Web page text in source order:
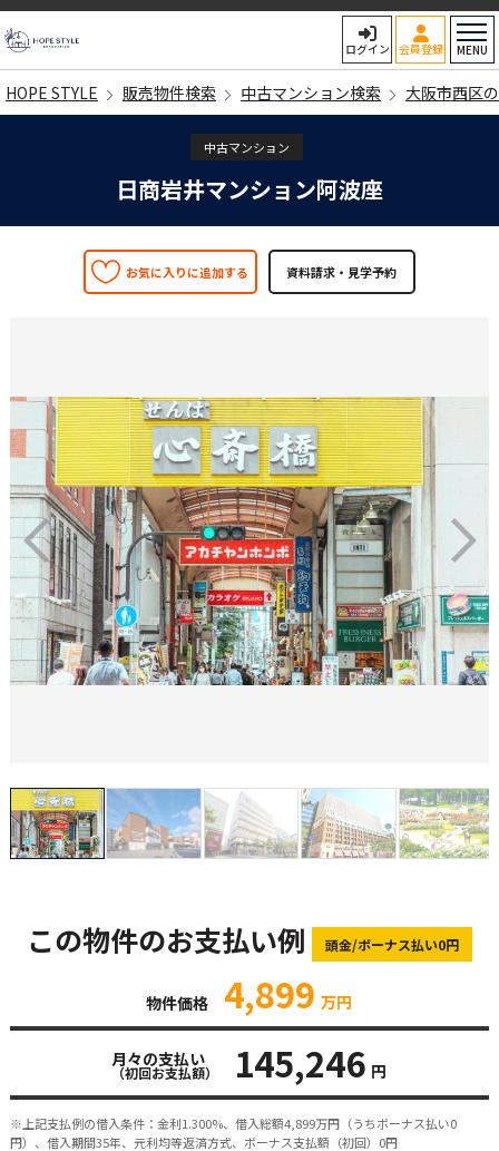
ログイン 会員登録 MENU
HOPE STYLE 販売物件検索 中古マンション検索 大阪市西区
中古マンション
日商岩井マンション阿波座
お気に入りに追加する
この物件のお支払い例 頭金/ボーナス払い0円
物件価格 4,899 万円
月々の支払い
（初回お支払額） 145,246 円
※上記支払例の借入条件：金利1.300%、借入総額4,899万円（うちボーナス払い0
円）、借入期間35年、元利均等返済方式、ボーナス支払額（初回）0円